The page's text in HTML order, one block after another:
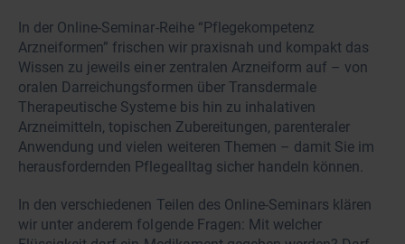
In der Online-Seminar-Reihe “Pflegekompetenz
Arzneiformen” frischen wir praxisnah und kompakt das
Wissen zu jeweils einer zentralen Arzneiform auf – von
oralen Darreichungsformen über Transdermale
Therapeutische Systeme bis hin zu inhalativen
Arzneimitteln, topischen Zubereitungen, parenteraler
Anwendung und vielen weiteren Themen – damit Sie im
herausfordernden Pflegealltag sicher handeln können.
In den verschiedenen Teilen des Online-Seminars klären
wir unter anderem folgende Fragen: Mit welcher